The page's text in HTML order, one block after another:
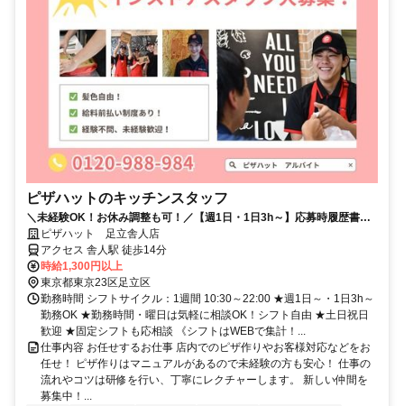
ピザハットのキッチンスタッフ
＼未経験OK！お休み調整も可！／【週1日・1日3h～】応募時履歴書不
要！ピザハット 足立舎人店
アクセス 舎人駅 徒歩14分
時給1,300円以上
東京都東京23区足立区
勤務時間 シフトサイクル：1週間 10:30～22:00 ★週1日～・1日3h～
勤務OK ★勤務時間・曜日は気軽に相談OK！シフト自由 ★土日祝日
歓迎 ★固定シフトも応相談 《シフトはWEBで集計！...
仕事内容 お任せするお仕事 店内でのピザ作りやお客様対応などをお
任せ！ ピザ作りはマニュアルがあるので未経験の方も安心！ 仕事の
流れやコツは研修を行い、丁寧にレクチャーします。 新しい仲間を
募集中！...